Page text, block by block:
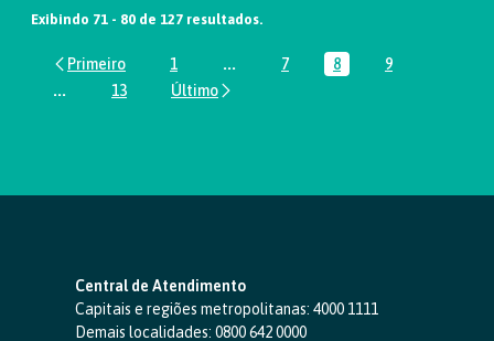
Exibindo 71 - 80 de 127 resultados.
Página
1 ...Páginas intermediárias Usar ABA
Página
7 Página
8 Página
9
...Páginas intermediárias Usar ABA para navegar.
Página
13
Central de Atendimento
Capitais e regiões metropolitanas: 4000 1111
Demais localidades: 0800 642 0000